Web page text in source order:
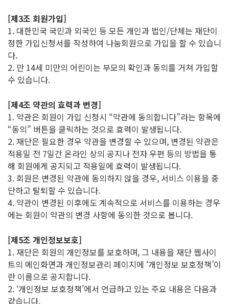
[제3조 회원가입]
1. 대한민국 국민과 외국인 등 모든 개인과 법인/단체는 재단이
정한 가입신청서를 작성하여 나눔회원으로 가입을 할 수 있습니
다.
2. 만 14세 미만의 어린이는 부모의 확인과 동의를 거쳐 가입할
수 있습니다.
[제4조 약관의 효력과 변경]
1. 약관은 회원이 가입 신청시 “약관에 동의합니다”라는 항목에
“동의” 버튼을 클릭하는 것으로 효력이 발생됩니다.
2. 재단은 필요한 경우 약관을 변경할 수 있으며, 변경된 약관은
적용일 전 7일간 온라인 상의 공지나 전자 우편 등의 방법을 통
해 회원에게 공지되고 적용일에 효력이 발생됩니다.
3. 회원은 변경된 약관에 동의하지 않을 경우, 서비스 이용을 중
단하고 탈퇴할 수 있습니다.
4. 약관이 변경된 이후에도 계속적으로 서비스를 이용하는 경우
에는 회원이 약관의 변경 사항에 동의한 것으로 봅니다.
[제5조 개인정보보호]
1. 재단은 회원의 개인정보를 보호하며, 그 내용을 재단 웹사이
트의 메인화면과 개인정보관리 페이지에 ‘개인정보 보호정책’이
란 이름으로 공지합니다.
2. ‘개인정보 보호정책’에서 언급하고 있는 주요 내용은 다음과
같습니다.